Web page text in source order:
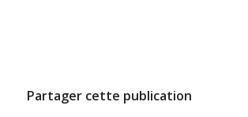
Partager cette publication